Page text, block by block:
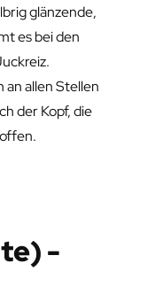
glänzende,
es bei den
allen Stellen
der Kopf, die
-